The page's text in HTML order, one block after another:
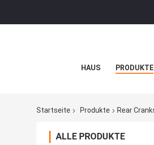
HAUS PRODUKTE
Startseite Produkte Rear
ALLE PRODUKTE